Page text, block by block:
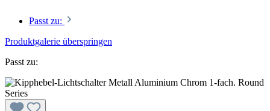
Passt zu:
Produktgalerie überspringen
Passt zu: